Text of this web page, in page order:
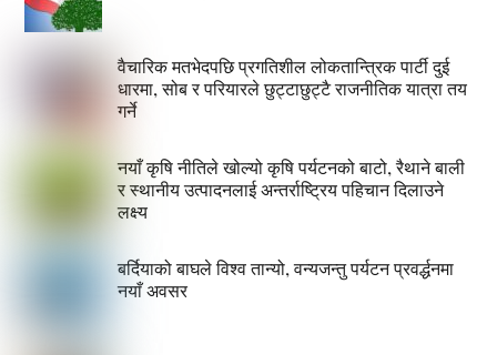
वैचारिक मतभेदपछि प्रगतिशील लोकतान्त्रिक पार्टी दुई
धारमा, सोब र परियारले छुट्टाछुट्टै राजनीतिक यात्रा तय
गर्ने
नयाँ कृषि नीतिले खोल्यो कृषि पर्यटनको बाटो, रैथाने बाली
र स्थानीय उत्पादनलाई अन्तर्राष्ट्रिय पहिचान दिलाउने
लक्ष्य
बर्दियाको बाघले विश्व तान्यो, वन्यजन्तु पर्यटन प्रवर्द्धनमा
नयाँ अवसर